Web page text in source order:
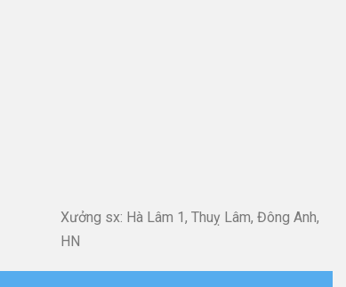
Xưởng sx: Hà Lâm 1, Thuỵ Lâm, Đông Anh,
HN